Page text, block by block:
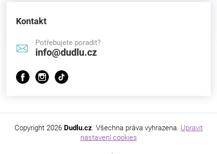
Kontakt
Potřebujete poradit?
info@dudlu.cz
Copyright 2026 Dudlu.cz. Všechna práva vyhrazena. Upravit
nastavení cookies